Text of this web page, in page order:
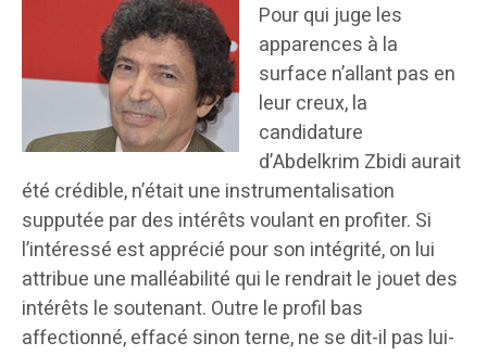
Pour qui juge les
apparences à la
surface n’allant pas en
leur creux, la
candidature
d’Abdelkrim Zbidi aurait
été crédible, n’était une instrumentalisation
supputée par des intérêts voulant en profiter. Si
l’intéressé est apprécié pour son intégrité, on lui
attribue une malléabilité qui le rendrait le jouet des
intérêts le soutenant. Outre le profil bas
affectionné, effacé sinon terne, ne se dit-il pas lui-